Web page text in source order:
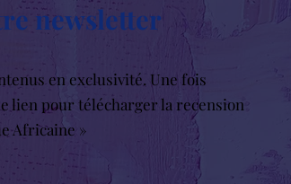
newsletter
en exclusivité. Une fois
lien pour télécharger la recension
Africaine »